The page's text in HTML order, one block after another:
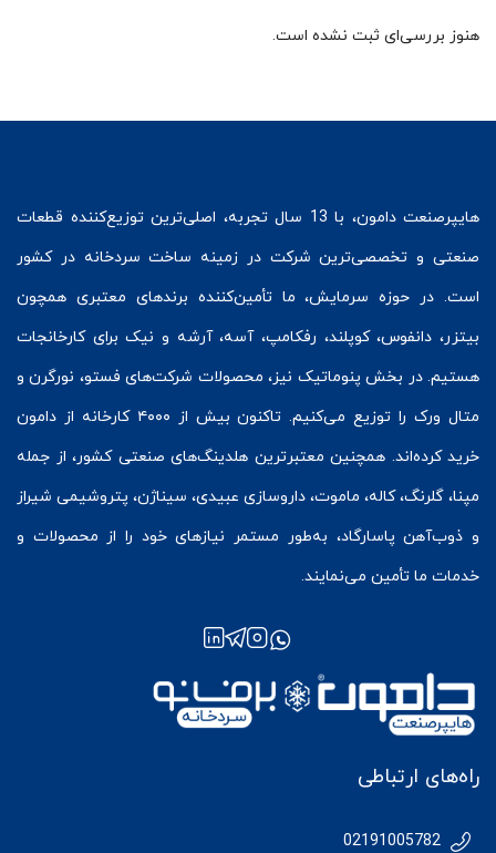
هنوز بررسی‌ای ثبت نشده است.
هایپرصنعت
دامون، با 13 سال تجربه، اصلی‌ترین توزیع‌کننده قطعات
صنعتی و تخصصی‌ترین شرکت در زمینه ساخت سردخانه در کشور
است. در حوزه سرمایش، ما تأمین‌کننده برندهای معتبری همچون
بیتزر، دانفوس،کوپلند، رفکامپ، آسه، آرشه و نیک برای کارخانجات
هستیم. در بخش پنوماتیک نیز، محصولات شرکت‌های فستو، نورگرن و
متال ورک
را توزیع می‌کنیم. تاکنون بیش از ۴۰۰۰ کارخانه از دامون
خرید کرده‌اند. همچنین معتبرترین هلدینگ‌های صنعتی کشور، از جمله
مپنا، گلرنگ، کاله، ماموت، داروسازی عبیدی، سیناژن، پتروشیمی شیراز
و ذوب‌آهن پاسارگاد، به‌طور مستمر نیازهای خود را از محصولات و
خدمات ما تأمین می‌نمایند.
راه‌های ارتباطی
02191005782